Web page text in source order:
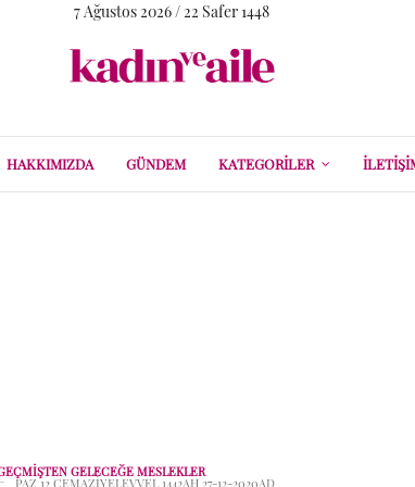
7 Ağustos 2026 / 22 Safer 1448
HAKKIMIZDA GÜNDEM KATEGORILER
GELECEĞE MESLEKLER
PAZ 12 CEMAZIYELEVVEL 1442AH 27-12-2020AD